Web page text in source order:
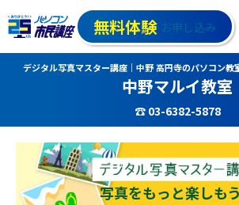
無料体験 お申し込み
デジタル写真マスター講座｜中野 高円寺のパソコン教
中野マルイ教室
☎ 03-6382-5878
写真をもっと楽しも